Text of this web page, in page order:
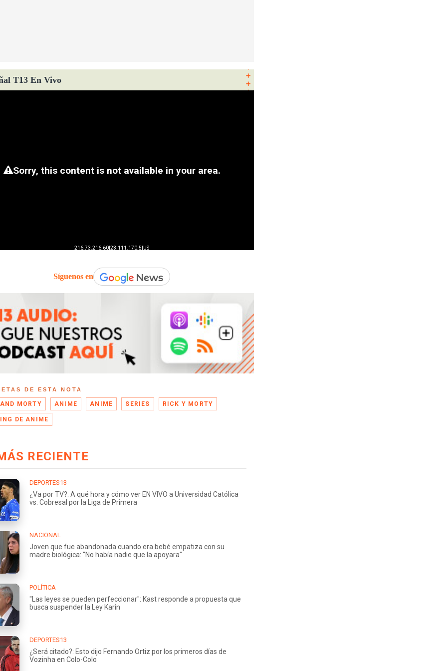
T13 En Vivo
Síguenos en
DE ESTA NOTA
MORTY ANIME ANIME SERIES RICK Y MORTY
DE ANIME
RECIENTE
DEPORTES13
¿Va por TV?: A qué hora y cómo ver EN VIVO a Universidad Católica
vs. Cobresal por la Liga de Primera
NACIONAL
Joven que fue abandonada cuando era bebé empatiza con su
madre biológica: "No había nadie que la apoyara"
POLÍTICA
"Las leyes se pueden perfeccionar": Kast responde a propuesta que
busca suspender la Ley Karin
DEPORTES13
¿Será citado?: Esto dijo Fernando Ortiz por los primeros días de
Vozinha en Colo-Colo